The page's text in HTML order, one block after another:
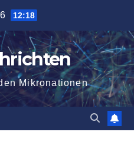
12:18
Mikronationen